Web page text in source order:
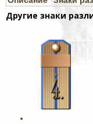
Другие знаки